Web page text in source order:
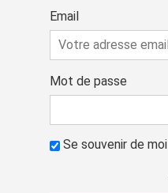
Email
Mot de passe
Se souvenir de moi